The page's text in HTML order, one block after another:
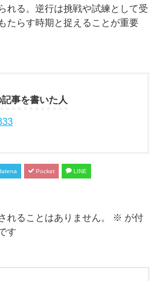
れる。逆行は挑戦や試練として受
たらす時期と捉えることが重要
記事を書いた人
Pocket LINE
れることはありません。 ※ が付
す